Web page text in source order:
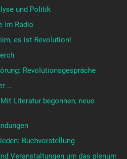
und Politik
im Radio
es ist Revolution!
Revolutionsgespräche
…
Literatur begonnen, neue
Buchvorstellung
Veranstaltungen um das plenum